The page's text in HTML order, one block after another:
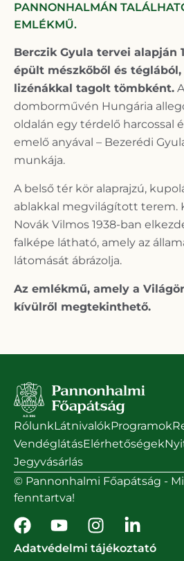
PANNONHALMÁN
EMLÉKMŰ.
Berczik Gyula tervei alapján
épült mészkőből és
lizénákkal tagolt tömbként.
domborművén Hungária
oldalán egy térdelő harcossal
emelő anyával – Bezerédi
munkája.
A belső tér kör alaprajzú,
ablakkal megvilágított terem.
Novák Vilmos 1938-ban
falképe látható, amely az
látomását ábrázolja.
Az emlékmű, amely a
kívülről megtekinthető.
RólunkLátnivalókProgramok
VendéglátásElérhetőségek
Jegyvásárlás
© Pannonhalmi Főapátság -
fenntartva!
Adatvédelmi tájékoztató